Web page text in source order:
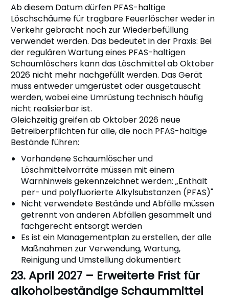
Ab diesem Datum dürfen PFAS-haltige
Löschschäume für tragbare Feuerlöscher weder in
Verkehr gebracht noch zur Wiederbefüllung
verwendet werden. Das bedeutet in der Praxis: Bei
der regulären Wartung eines PFAS-haltigen
Schaumlöschers kann das Löschmittel ab Oktober
2026 nicht mehr nachgefüllt werden. Das Gerät
muss entweder umgerüstet oder ausgetauscht
werden, wobei eine Umrüstung technisch häufig
nicht realisierbar ist.
Gleichzeitig greifen ab Oktober 2026 neue
Betreiberpflichten für alle, die noch PFAS-haltige
Bestände führen:
Vorhandene Schaumlöscher und
Löschmittelvorräte müssen mit einem
Warnhinweis gekennzeichnet werden: „Enthält
per- und polyfluorierte Alkylsubstanzen (PFAS)"
Nicht verwendete Bestände und Abfälle müssen
getrennt von anderen Abfällen gesammelt und
fachgerecht entsorgt werden
Es ist ein Managementplan zu erstellen, der alle
Maßnahmen zur Verwendung, Wartung,
Reinigung und Umstellung dokumentiert
23. April 2027 – Erweiterte Frist für
alkoholbeständige Schaummittel